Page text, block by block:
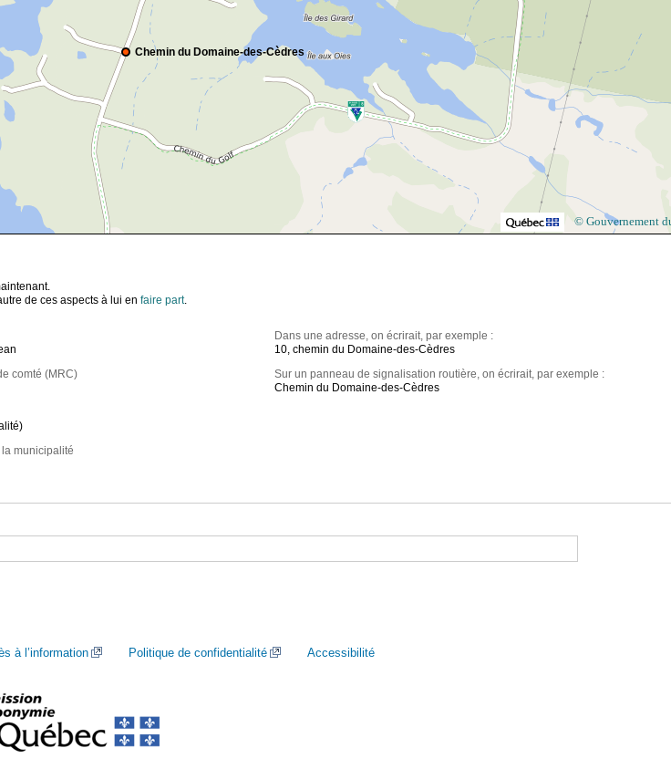
Chemin du Domaine-des-Cèdres
© Gouvernement
de ces aspects à lui en faire part.
comté (MRC)
municipalité
Dans une adresse, on écrirait, par exemple :
10, chemin du Domaine-des-Cèdres
Sur un panneau de signalisation routière, on écrirait, par exemple :
Chemin du Domaine-des-Cèdres
à l’information Politique de confidentialité Accessibilité